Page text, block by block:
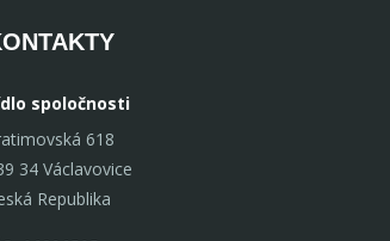
spoločnosti
618
34 Václavovice
Republika